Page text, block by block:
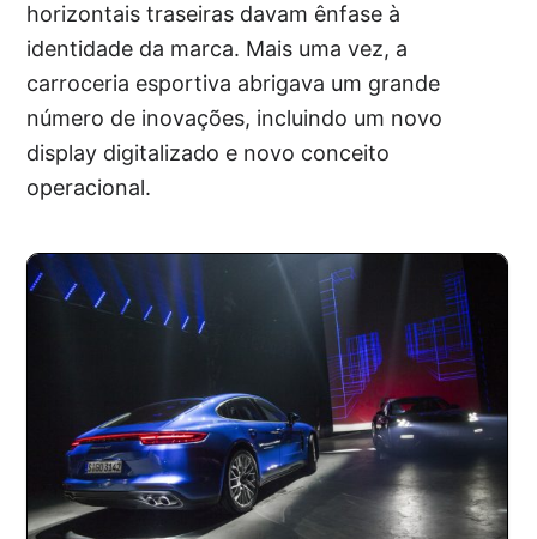
horizontais traseiras davam ênfase à
identidade da marca. Mais uma vez, a
carroceria esportiva abrigava um grande
número de inovações, incluindo um novo
display digitalizado e novo conceito
operacional.